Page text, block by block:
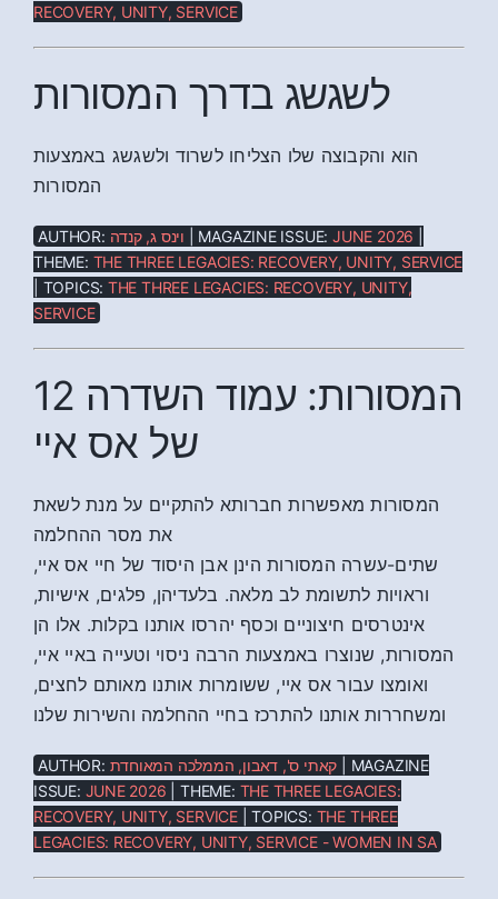
RECOVERY, UNITY, SERVICE
לשגשג בדרך המסורות
הוא והקבוצה שלו הצליחו לשרוד ולשגשג באמצעות
המסורות
AUTHOR: וינס ג, קנדה | MAGAZINE ISSUE: JUNE 2026
THEME: THE THREE LEGACIES: RECOVERY, UNITY, SERVICE
| TOPICS: THE THREE LEGACIES: RECOVERY, UNITY,
SERVICE
12 המסורות: עמוד השדרה
של אס איי
המסורות מאפשרות חברותא להתקיים על מנת לשאת
את מסר ההחלמה
שתים-עשרה המסורות הינן אבן היסוד של חיי אס איי,
וראויות לתשומת לב מלאה. בלעדיהן, פלגים, אישיות,
אינטרסים חיצוניים וכסף יהרסו אותנו בקלות. אלו הן
המסורות, שנוצרו באמצעות הרבה ניסוי וטעייה באיי איי,
ואומצו עבור אס איי, ששומרות אותנו מאותם לחצים,
ומשחררות אותנו להתרכז בחיי ההחלמה והשירות שלנו
AUTHOR: קאתי ס', דאבון, הממלכה המאוחדת | MAGAZINE
ISSUE: JUNE 2026 | THEME: THE THREE LEGACIES:
RECOVERY, UNITY, SERVICE| TOPICS: THE THREE
LEGACIES: RECOVERY, UNITY, SERVICE - WOMEN IN SA